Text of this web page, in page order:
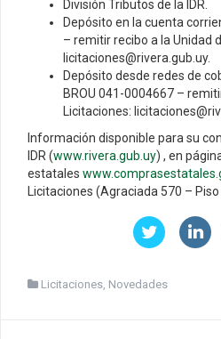
División Tributos de la IDR.
Depósito en la cuenta
– remitir recibo a la Unidad
licitaciones@rivera.gub.uy.
Depósito desde redes de
BROU 041-0004667 –
Licitaciones:
Información disponible para su
IDR (www.rivera.gub.uy) , en
estatales
Licitaciones (Agraciada 570 –
Licitaciones Novedades